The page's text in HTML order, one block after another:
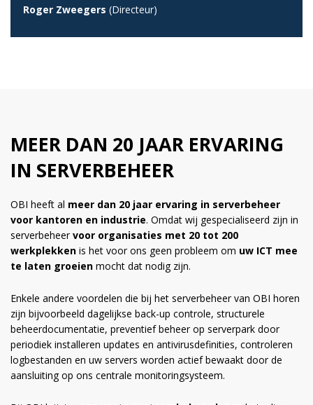
Roger Zweegers (Directeur)
MEER DAN 20 JAAR ERVARING
IN SERVERBEHEER
OBI heeft al meer dan 20 jaar ervaring in serverbeheer
voor kantoren en industrie. Omdat wij gespecialiseerd zijn in
serverbeheervoor organisaties met 20 tot 200
werkplekken is het voor ons geen probleem om uw ICT mee
te laten groeien mocht dat nodig zijn.
Enkele andere voordelen die bij het serverbeheer van OBI horen
zijn bijvoorbeeld dagelijkse back-up controle, structurele
beheerdocumentatie, preventief beheer op serverpark door
periodiek installeren updates en antivirusdefinities, controleren
logbestanden en uw servers worden actief bewaakt door de
aansluiting op ons centrale monitoringsysteem.